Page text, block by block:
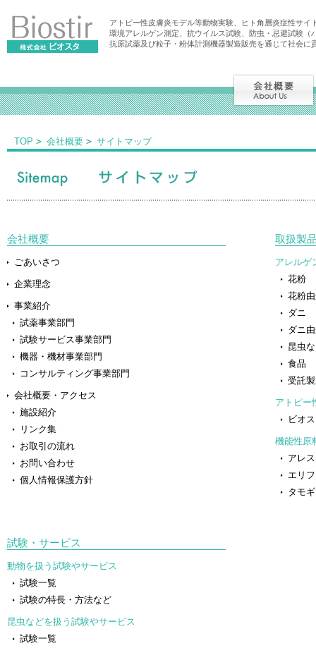
アトピー性皮膚炎モデル等動物実験、ヒト角層炎症性サイ
環境アレルゲン測定、抗ウイルス試験、防虫・忌避試験（
抗原試薬及び粒子・粉体計測機器製造販売を通じて社会に
TOP 会社概要 サイトマップ
会社概要
ごあいさつ
企業理念
事業紹介
試薬事業部門
試験サービス事業部門
機器・機材事業部門
コンサルティング事業部門
会社概要・アクセス
施設紹介
リンク集
お取引の流れ
お問い合わせ
個人情報保護方針
取扱製
アレルゲ
花粉
花粉
ダニ
ダニ
昆虫
食品
受託
アトピー
ビオ
機能性原
アレ
エリ
タモ
試験・サービス
動物を扱う試験やサービス
試験一覧
試験の特長・方法など
昆虫などを扱う試験やサービス
試験一覧